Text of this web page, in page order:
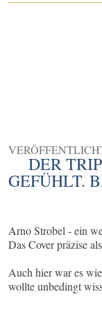
DER
GEFÜHLT.
Arno Strobel - ein
Das Cover präzise
Auch hier war es
wollte unbedingt